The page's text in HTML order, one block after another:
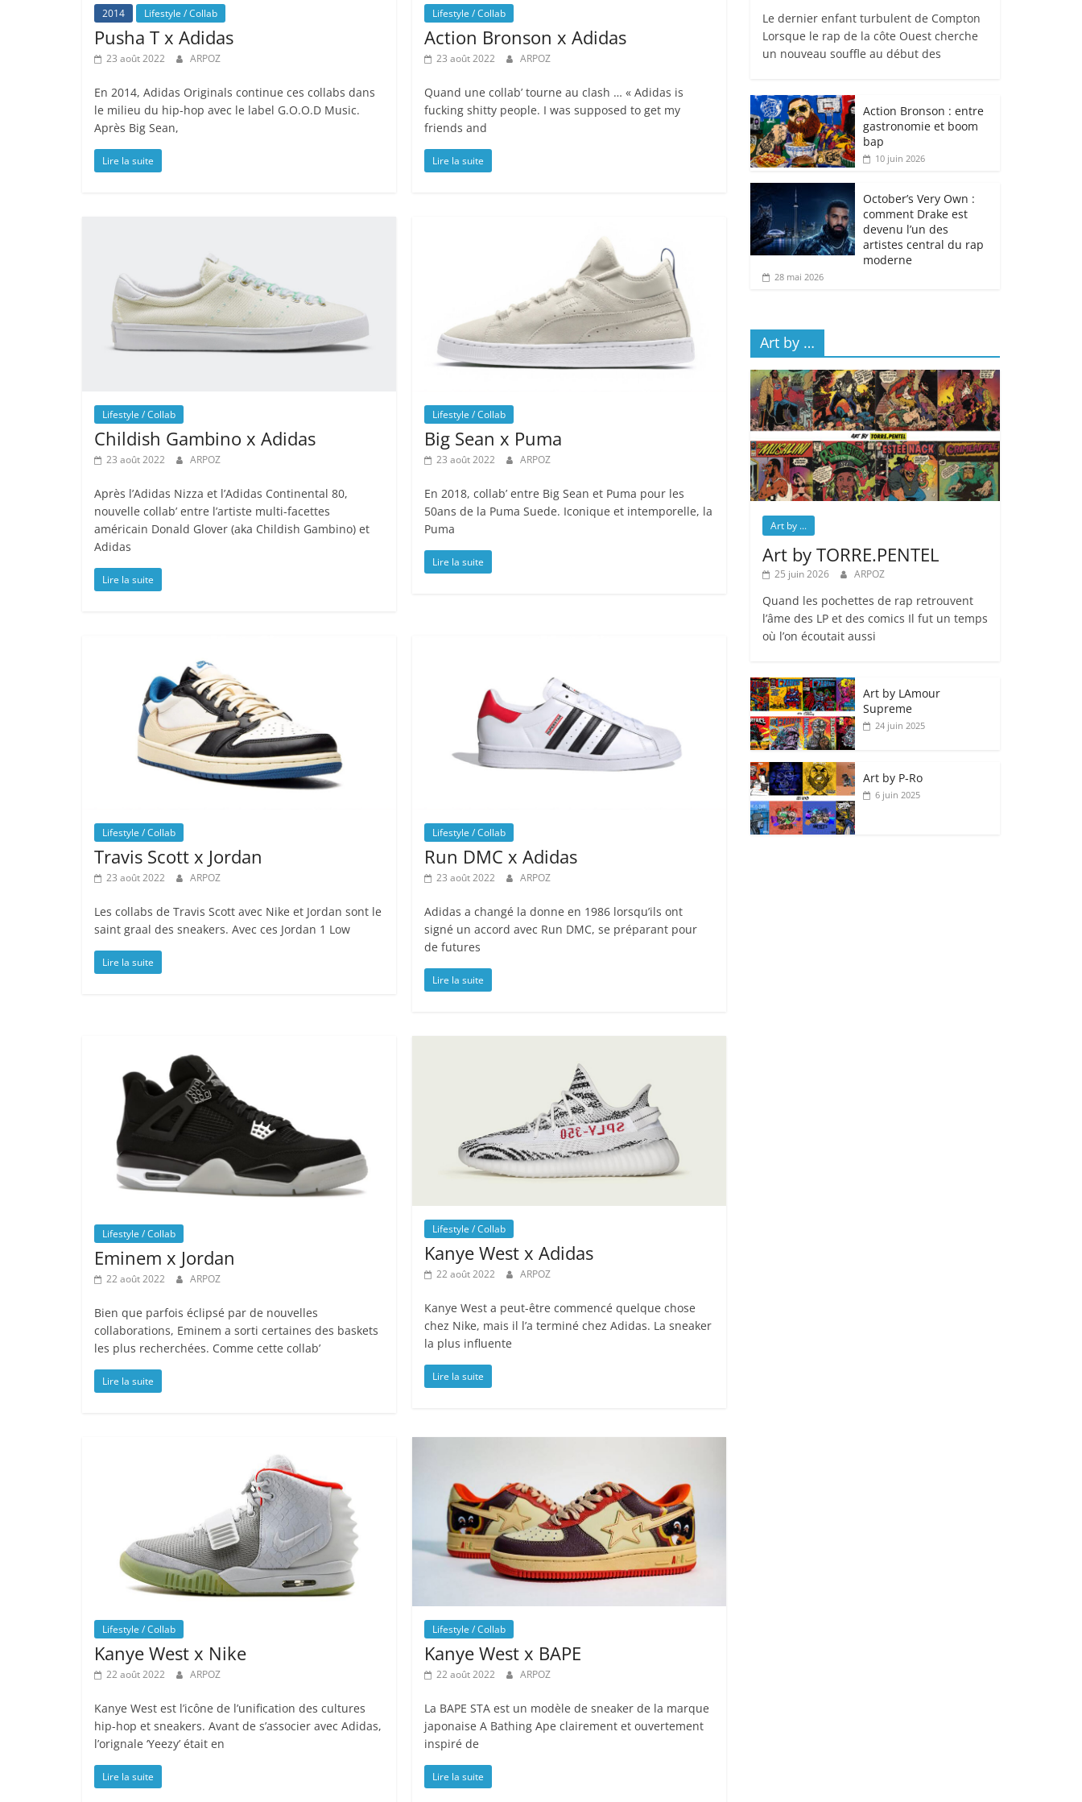
2014 Lifestyle / Collab
Pusha T x Adidas
23 août 2022 ARPOZ
En 2014, Adidas Originals continue ces collabs dans
le milieu du hip-hop avec le label G.O.O.D Music.
Après Big Sean,
Lire la suite
Lifestyle / Collab
Action Bronson x Adidas
23 août 2022 ARPOZ
Quand une collab’ tourne au clash … « Adidas is
fucking shitty people. I was supposed to get my
friends and
Lire la suite
Lifestyle / Collab
Childish Gambino x Adidas
23 août 2022 ARPOZ
Après l’Adidas Nizza et l’Adidas Continental 80,
nouvelle collab’ entre l’artiste multi-facettes
américain Donald Glover (aka Childish Gambino) et
Adidas
Lire la suite
Lifestyle / Collab
Big Sean x Puma
23 août 2022 ARPOZ
En 2018, collab’ entre Big Sean et Puma pour les
50ans de la Puma Suede. Iconique et intemporelle, la
Puma
Lire la suite
Lifestyle / Collab
Travis Scott x Jordan
23 août 2022 ARPOZ
Les collabs de Travis Scott avec Nike et Jordan sont le
saint graal des sneakers. Avec ces Jordan 1 Low
Lire la suite
Lifestyle / Collab
Run DMC x Adidas
23 août 2022 ARPOZ
Adidas a changé la donne en 1986 lorsqu’ils ont
signé un accord avec Run DMC, se préparant pour
de futures
Lire la suite
Lifestyle / Collab
Eminem x Jordan
22 août 2022 ARPOZ
Bien que parfois éclipsé par de nouvelles
collaborations, Eminem a sorti certaines des baskets
les plus recherchées. Comme cette collab’
Lire la suite
Lifestyle / Collab
Kanye West x Adidas
22 août 2022 ARPOZ
Kanye West a peut-être commencé quelque chose
chez Nike, mais il l’a terminé chez Adidas. La sneaker
la plus influente
Lire la suite
Lifestyle / Collab
Kanye West x Nike
22 août 2022 ARPOZ
Kanye West est l’icône de l’unification des cultures
hip-hop et sneakers. Avant de s’associer avec Adidas,
l’orignale ‘Yeezy’ était en
Lire la suite
Lifestyle / Collab
Kanye West x BAPE
22 août 2022 ARPOZ
La BAPE STA est un modèle de sneaker de la marque
japonaise A Bathing Ape clairement et ouvertement
inspiré de
Lire la suite
Le dernier enfant turbulent de Compton
Lorsque le rap de la côte Ouest cherche
un nouveau souffle au début des
Action Bronson : entre
gastronomie et boom
bap
10 juin 2026
October’s Very Own :
comment Drake est
devenu l’un des
artistes central du rap
moderne
28 mai 2026
Art by …
Art by ...
Art by TORRE.PENTEL
25 juin 2026 ARPOZ
Quand les pochettes de rap retrouvent
l’âme des LP et des comics Il fut un temps
où l’on écoutait aussi
Art by LAmour
Supreme
24 juin 2025
Art by P‑Ro
6 juin 2025